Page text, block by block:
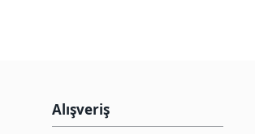
Alışveriş